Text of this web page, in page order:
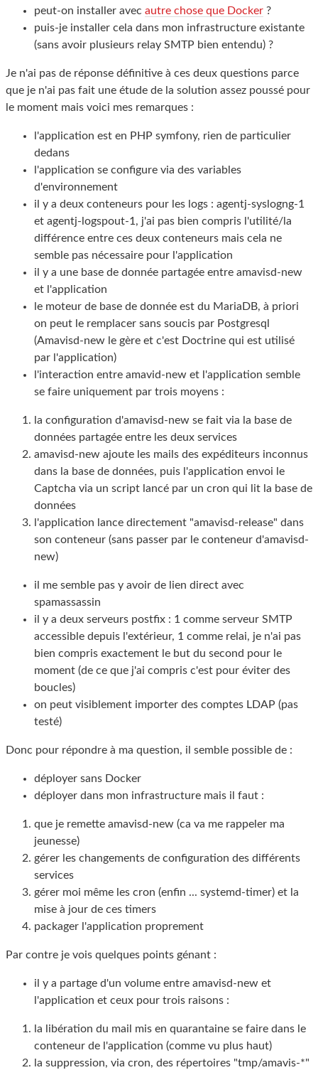
peut-on installer avec autre chose que Docker ?
puis-je installer cela dans mon infrastructure existante
(sans avoir plusieurs relay SMTP bien entendu) ?
Je n'ai pas de réponse définitive à ces deux questions parce
que je n'ai pas fait une étude de la solution assez poussé pour
le moment mais voici mes remarques :
l'application est en PHP symfony, rien de particulier
dedans
l'application se configure via des variables
d'environnement
il y a deux conteneurs pour les logs : agentj-syslogng-1
et agentj-logspout-1, j'ai pas bien compris l'utilité/la
différence entre ces deux conteneurs mais cela ne
semble pas nécessaire pour l'application
il y a une base de donnée partagée entre amavisd-new
et l'application
le moteur de base de donnée est du MariaDB, à priori
on peut le remplacer sans soucis par Postgresql
(Amavisd-new le gère et c'est Doctrine qui est utilisé
par l'application)
l'interaction entre amavid-new et l'application semble
se faire uniquement par trois moyens :
la configuration d'amavisd-new se fait via la base de
données partagée entre les deux services
amavisd-new ajoute les mails des expéditeurs inconnus
dans la base de données, puis l'application envoi le
Captcha via un script lancé par un cron qui lit la base de
données
l'application lance directement "amavisd-release" dans
son conteneur (sans passer par le conteneur d'amavisd-
new)
il me semble pas y avoir de lien direct avec
spamassassin
il y a deux serveurs postfix : 1 comme serveur SMTP
accessible depuis l'extérieur, 1 comme relai, je n'ai pas
bien compris exactement le but du second pour le
moment (de ce que j'ai compris c'est pour éviter des
boucles)
on peut visiblement importer des comptes LDAP (pas
testé)
Donc pour répondre à ma question, il semble possible de :
déployer sans Docker
déployer dans mon infrastructure mais il faut :
que je remette amavisd-new (ca va me rappeler ma
jeunesse)
gérer les changements de configuration des différents
services
gérer moi même les cron (enfin ... systemd-timer) et la
mise à jour de ces timers
packager l'application proprement
Par contre je vois quelques points génant :
il y a partage d'un volume entre amavisd-new et
l'application et ceux pour trois raisons :
la libération du mail mis en quarantaine se faire dans le
conteneur de l'application (comme vu plus haut)
la suppression, via cron, des répertoires "tmp/amavis-*"